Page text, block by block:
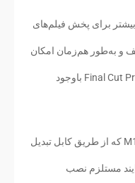
بیشتر برای پخش فیلم‌های
و به‌طور هم‌زمان امکان
پذیر شد؛ از طرف دیگر عملکرد برنامه Final Cut Pro باوجود
فرایند اتصال نمایشگرهای بیشتر به مک M1 که از طریق کابل تبدیل
مستلزم نصب